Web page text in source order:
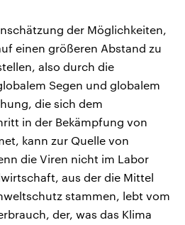
der Möglichkeiten,
einen größeren Abstand zu
also durch die
Segen und globalem
die sich dem
in der Bekämpfung von
kann zur Quelle von
die Viren nicht im Labor
aus der die Mittel
stammen, lebt vom
der, was das Klima